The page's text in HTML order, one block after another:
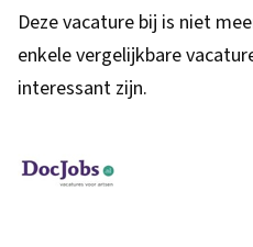
Deze vacature bij is niet
enkele vergelijkbare
interessant zijn.